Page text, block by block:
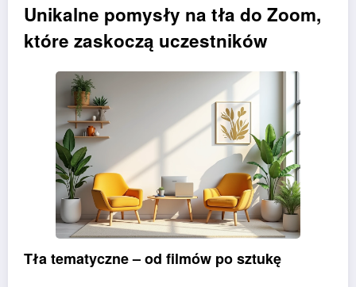
Unikalne pomysły na tła do Zoom,
które zaskoczą uczestników
Tła tematyczne – od filmów po sztukę